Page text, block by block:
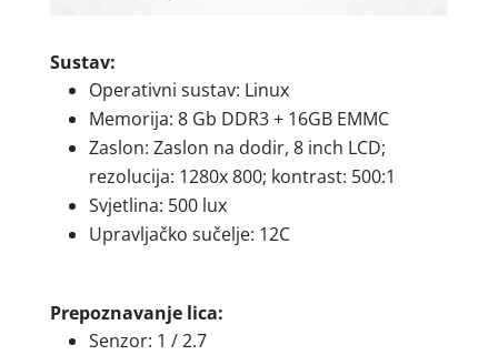
Sustav:
Operativni sustav: Linux
Memorija: 8 Gb DDR3 + 16GB EMMC
Zaslon: Zaslon na dodir, 8 inch LCD;
rezolucija: 1280x 800; kontrast: 500:1
Svjetlina: 500 lux
Upravljačko sučelje: 12C
Prepoznavanje lica:
Senzor: 1 / 2.7